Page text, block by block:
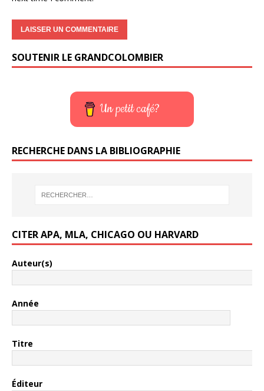
SOUTENIR LE GRANDCOLOMBIER
Un petit café?
RECHERCHE DANS LA BIBLIOGRAPHIE
CITER APA, MLA, CHICAGO OU HARVARD
Auteur(s)
Année
Titre
Éditeur